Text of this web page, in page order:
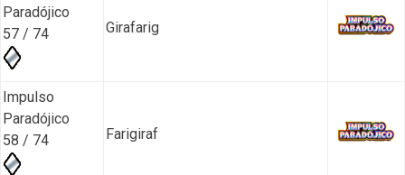
Paradójico
57 / 74
Girafarig
Impulso
Paradójico
58 / 74
Farigiraf